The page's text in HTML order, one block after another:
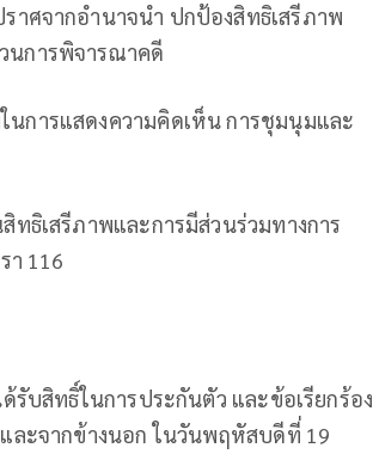
าศจากอำนาจนำ ปกป้องสิทธิเสรีภาพ
นการพิจารณาคดี
การแสดงความคิดเห็น การชุมนุมและ
ทธิเสรีภาพและการมีส่วนร่วมทางการ
า 116
รับสิทธิ์ในการประกันตัว และข้อเรียกร้อง
ละจากข้างนอก ในวันพฤหัสบดีที่ 19